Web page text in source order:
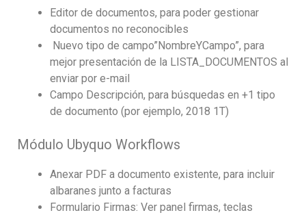
Editor de documentos, para poder gestionar
documentos no reconocibles
Nuevo tipo de campo”NombreYCampo”, para
mejor presentación de la LISTA_DOCUMENTOS al
enviar por e-mail
Campo Descripción, para búsquedas en +1 tipo
de documento (por ejemplo, 2018 1T)
Módulo Ubyquo Workflows
Anexar PDF a documento existente, para incluir
albaranes junto a facturas
Formulario Firmas: Ver panel firmas, teclas